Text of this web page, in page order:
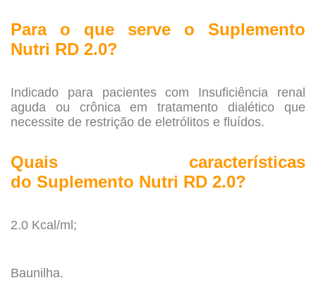
Para o que serve o Suplemento
Nutri RD 2.0?
Indicado para pacientes com Insuficiência renal
aguda ou crônica em tratamento dialético que
necessite de restrição de eletrólitos e fluídos.
Quais características
do Suplemento Nutri RD 2.0?
2.0 Kcal/ml;
Baunilha.